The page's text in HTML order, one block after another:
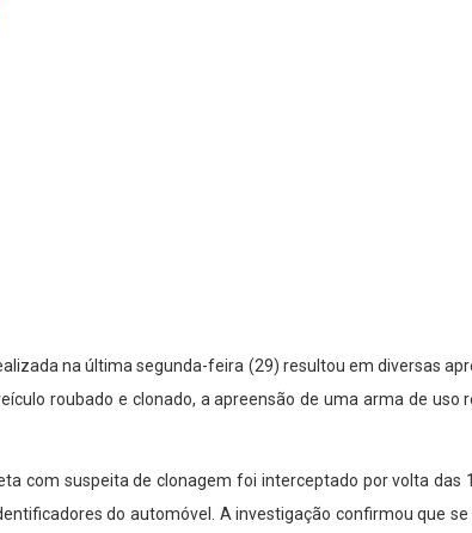
na última segunda-feira (29) resultou em diversas
roubado e clonado, a apreensão de uma arma de
com suspeita de clonagem foi interceptado por volta das
do automóvel. A investigação confirmou que